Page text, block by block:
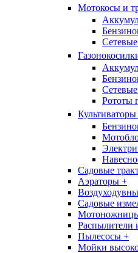
Мотокосы и
Рототы
Садовые
Аэраторы +
Садовые
Распылители
Пылесосы +
Мойки